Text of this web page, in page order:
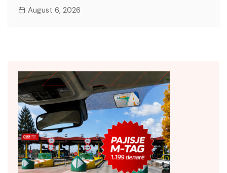
August 6, 2026